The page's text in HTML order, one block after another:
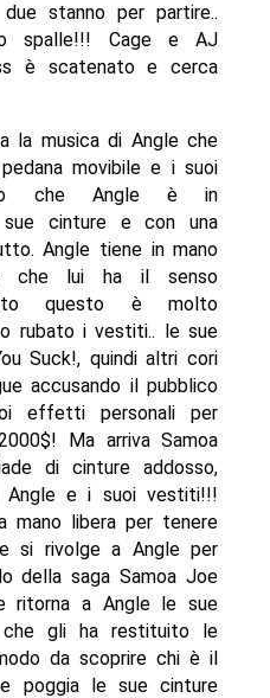
stanno per partire..
spalle!!! Cage e AJ
è scatenato e cerca
la musica di Angle che
movibile e i suoi
che Angle è in
sue cinture e con una
Angle tiene in mano
che lui ha il senso
questo è molto
rubato i vestiti.. le sue
Suck!, quindi altri cori
accusando il pubblico
effetti personali per
Ma arriva Samoa
di cinture addosso,
e i suoi vestiti!!!
mano libera per tenere
si rivolge a Angle per
della saga Samoa Joe
ritorna a Angle le sue
gli ha restituito le
da scoprire chi è il
poggia le sue cinture